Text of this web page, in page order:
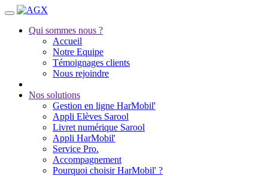
Qui sommes nous ?
Accueil
Notre Equipe
Témoignages clients
Nous rejoindre
Nos solutions
Gestion en ligne HarMobil'
Appli Elèves Sarool
Livret numérique Sarool
Appli HarMobil'
Service Pro.
Accompagnement
Pourquoi choisir HarMobil' ?